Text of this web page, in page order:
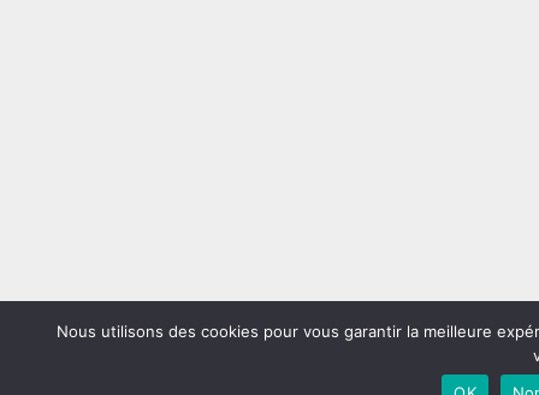
Nous utilisons des cookies pour vous garantir la meilleure